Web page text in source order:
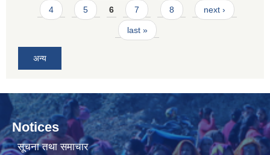
4 5 6 7 8 next ›
last »
अन्य
Notices
सूचना तथा समाचार